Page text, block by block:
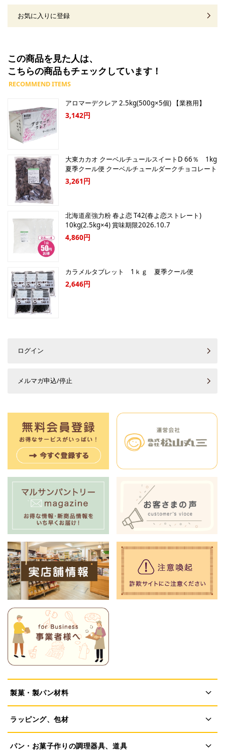
お気に入りに登録
この商品を見た人は、
こちらの商品もチェックしています！
アロマーデクレア 2.5kg(500g×5個) 【業務用】
3,142円
大東カカオ クーベルチュールスイートD 66％ 1kg
夏季クール便 クーベルチュールダークチョコレート
3,261円
北海道産強力粉 春よ恋 T42(春よ恋ストレート)
10kg(2.5kg×4) 賞味期限2026.10.7
4,860円
カラメルタブレット 1ｋｇ 夏季クール便
2,646円
ログイン
メルマガ申込/停止
製菓・製パン材料
ラッピング、包材
パン・お菓子作りの調理器具、道具